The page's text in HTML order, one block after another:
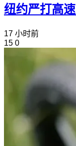
纽约严打高
17 小时前
15 0